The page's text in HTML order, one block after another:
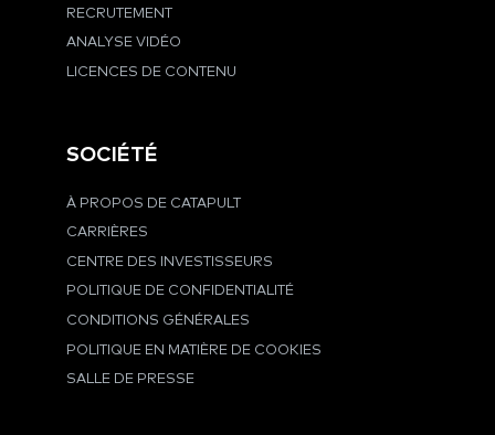
RECRUTEMENT
ANALYSE VIDÉO
LICENCES DE CONTENU
SOCIÉTÉ
À PROPOS DE CATAPULT
CARRIÈRES
CENTRE DES INVESTISSEURS
POLITIQUE DE CONFIDENTIALITÉ
CONDITIONS GÉNÉRALES
POLITIQUE EN MATIÈRE DE COOKIES
SALLE DE PRESSE